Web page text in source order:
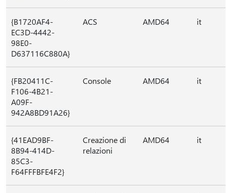
{B1720AF4-
EC3D-4442-
98E0-
D637116C880A}
ACS AMD64 it
{FB20411C-
F106-4B21-
A09F-
942A8BD91A26}
Console AMD64 it
{41EAD9BF-
8B94-414D-
85C3-
F64FFFBFE4F2}
Creazione di
relazioni
AMD64 it